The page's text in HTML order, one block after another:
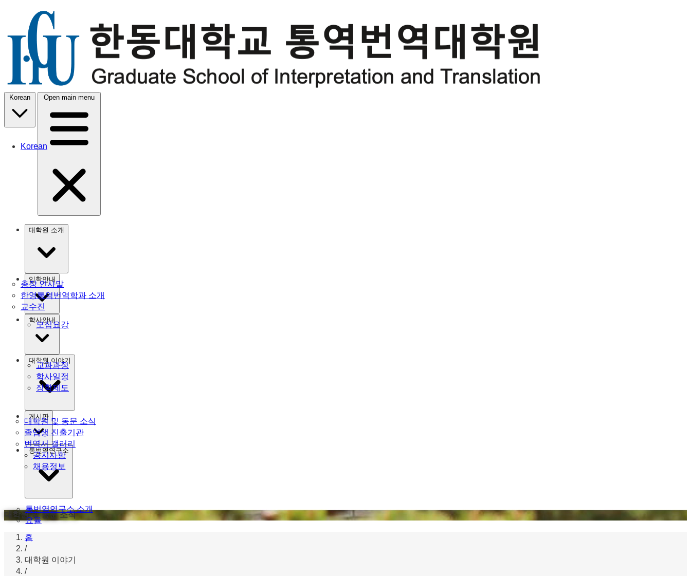
Korean
Korean
Open main menu
대학원 소개
총장 인사말
한영통역번역학과 소개
교수진
입학안내
모집요강
학사안내
교과과정
학사일정
장학제도
대학원 이야기
대학원 및 동문 소식
졸업생 진출기관
번역서 갤러리
게시판
공지사항
채용정보
통번역연구소
통번역연구소 소개
요율
대학원 및 동문 소식
홈
/
대학원 이야기
/